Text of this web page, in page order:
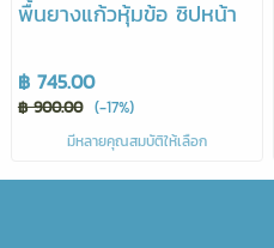
พื้นยางแก้วหุ้มข้อ ซิปหน้า
฿ 745.00
฿ 900.00 (-17%)
มีหลายคุณสมบัติให้เลือก